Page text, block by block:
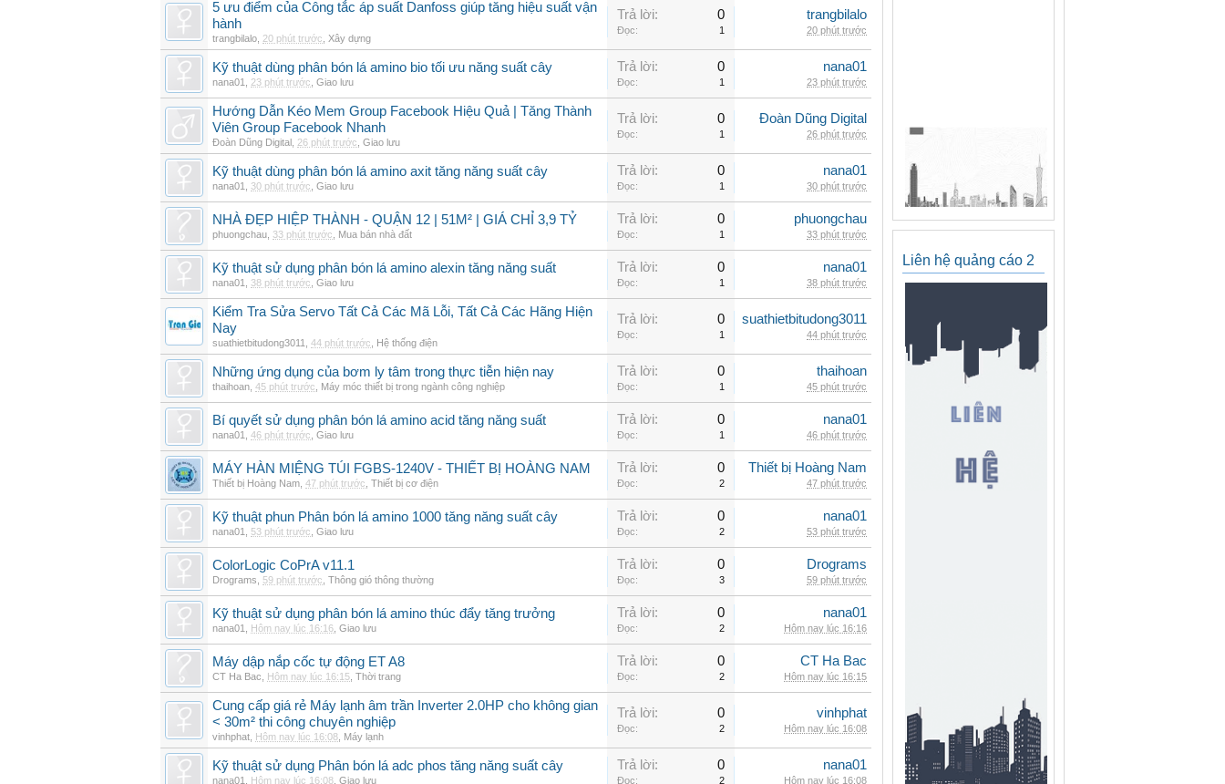
5 ưu điểm của Công tắc áp suất Danfoss giúp tăng hiệu suất vận
hành
trangbilalo 20 phút trước Xây dựng
Trả lời: 0
Đọc: 1
trangbilalo
20 phút trước
Kỹ thuật dùng phân bón lá amino bio tối ưu năng suất cây
nana01 23 phút trước Giao lưu
Trả lời: 0
Đọc: 1
nana01
23 phút trước
Hướng Dẫn Kéo Mem Group Facebook Hiệu Quả | Tăng Thành
Viên Group Facebook Nhanh
Đoàn Dũng Digital 26 phút trước Giao lưu
Trả lời: 0
Đọc: 1
Đoàn Dũng Digital
26 phút trước
Kỹ thuật dùng phân bón lá amino axit tăng năng suất cây
nana01 30 phút trước Giao lưu
Trả lời: 0
Đọc: 1
nana01
30 phút trước
NHÀ ĐẸP HIỆP THÀNH - QUẬN 12 | 51M² | GIÁ CHỈ 3,9 TỶ
phuongchau 33 phút trước Mua bán nhà đất
Trả lời: 0
Đọc: 1
phuongchau
33 phút trước
Kỹ thuật sử dụng phân bón lá amino alexin tăng năng suất
nana01 38 phút trước Giao lưu
Trả lời: 0
Đọc: 1
nana01
38 phút trước
Kiểm Tra Sửa Servo Tất Cả Các Mã Lỗi, Tất Cả Các Hãng Hiện
Nay
suathietbitudong3011 44 phút trước Hệ thống điện
Trả lời: 0
Đọc: 1
suathietbitudong3011
44 phút trước
Những ứng dụng của bơm ly tâm trong thực tiễn hiện nay
thaihoan 45 phút trước Máy móc thiết bị trong ngành công nghiệp
Trả lời: 0
Đọc: 1
thaihoan
45 phút trước
Bí quyết sử dụng phân bón lá amino acid tăng năng suất
nana01 46 phút trước Giao lưu
Trả lời: 0
Đọc: 1
nana01
46 phút trước
MÁY HÀN MIỆNG TÚI FGBS-1240V - THIẾT BỊ HOÀNG NAM
Thiết bị Hoàng Nam 47 phút trước Thiết bị cơ điện
Trả lời: 0
Đọc: 2
Thiết bị Hoàng Nam
47 phút trước
Kỹ thuật phun Phân bón lá amino 1000 tăng năng suất cây
nana01 53 phút trước Giao lưu
Trả lời: 0
Đọc: 2
nana01
53 phút trước
ColorLogic CoPrA v11.1
Drograms 59 phút trước Thông gió thông thường
Trả lời: 0
Đọc: 3
Drograms
59 phút trước
Kỹ thuật sử dụng phân bón lá amino thúc đẩy tăng trưởng
nana01 Hôm nay lúc 16:16 Giao lưu
Trả lời: 0
Đọc: 2
nana01
Hôm nay lúc 16:16
Máy dập nắp cốc tự động ET A8
CT Ha Bac Hôm nay lúc 16:15 Thời trang
Trả lời: 0
Đọc: 2
CT Ha Bac
Hôm nay lúc 16:15
Cung cấp giá rẻ Máy lạnh âm trần Inverter 2.0HP cho không gian
< 30m² thi công chuyên nghiệp
vinhphat Hôm nay lúc 16:08 Máy lạnh
Trả lời: 0
Đọc: 2
vinhphat
Hôm nay lúc 16:08
Kỹ thuật sử dụng Phân bón lá adc phos tăng năng suất cây
nana01 Hôm nay lúc 16:08 Giao lưu
Trả lời: 0
Đọc: 2
nana01
Hôm nay lúc 16:08
Liên hệ quảng cáo 2